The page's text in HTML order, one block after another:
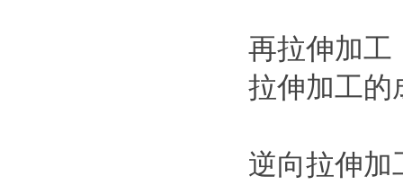
再拉伸加工
拉伸加工的
逆向拉伸加